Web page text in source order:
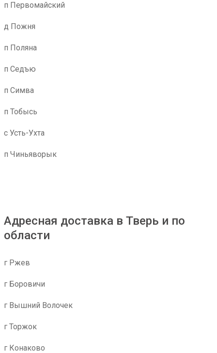
п Первомайский
д Пожня
п Поляна
п Седъю
п Симва
п Тобысь
с Усть-Ухта
п Чиньяворык
Адресная доставка в Тверь и по
области
г Ржев
г Боровичи
г Вышний Волочек
г Торжок
г Конаково